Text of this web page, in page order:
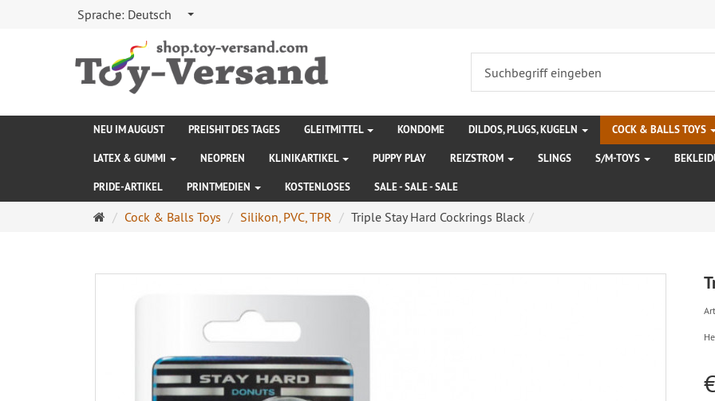
Sprache: Deutsch
NEU IM AUGUST PREISHIT DES TAGES GLEITMITTEL KONDOME DILDOS, PLUGS, KUGELN COCK & BALLS TOYS
LATEX & GUMMI NEOPREN KLINIKARTIKEL PUPPY PLAY REIZSTROM SLINGS S/M-TOYS
PRIDE-ARTIKEL PRINTMEDIEN KOSTENLOSES SALE - SALE - SALE
Startseite
Cock & Balls Toys Silikon, PVC, TPR Triple Stay Hard Cockrings Black